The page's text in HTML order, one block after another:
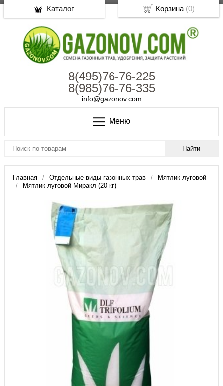
8(495)76-76-225
8(985)76-76-335
info@gazonov.com
Меню
Главная Отдельные виды газонных трав
Мятлик луговой
Мятлик луговой Миракл (20 кг)
Корзина(0)
Каталог